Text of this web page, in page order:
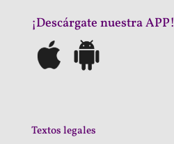
¡Descárgate nuestra APP!
Textos legales